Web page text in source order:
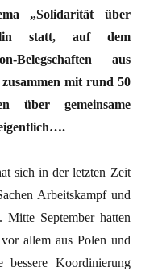
„Solidarität über
statt, auf dem
Belegschaften aus
mit rund 50
über gemeinsame
sich in der letzten Zeit
Arbeitskampf und
September hatten
allem aus Polen und
Koordinierung